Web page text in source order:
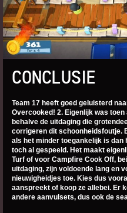
CONCLUSIE
Team 17 heeft goed geluisterd
Overcooked! 2. Eigenlijk was
behalve de uitdaging die
corrigeren dit schoonheidsfoutje.
als het minder toegankelijk is dan
toch al gespeeld. Het maakt
Turf of voor Campfire Cook Off,
uitdaging, zijn voldoende lang en
nieuwigheidjes toe. Kies dus
aanspreekt of koop ze allebei. Er
andere aanvulsets, dus ook de